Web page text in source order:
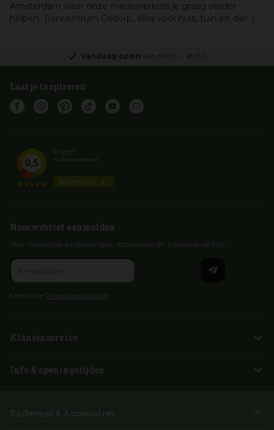
Amsterdam waar onze medewerkers je graag verder
helpen. Tuincentrum Osdorp, alles voor huis, tuin en dier :)
Vandaag open van 09:30 18:00
Laat je inspireren
Nieuwsbrief aanmelden
Voor wekelijkse aanbiedingen, activiteiten en inspirerende tips
Lees onze Privacyverklaring
Klantenservice
Info & openingstijden